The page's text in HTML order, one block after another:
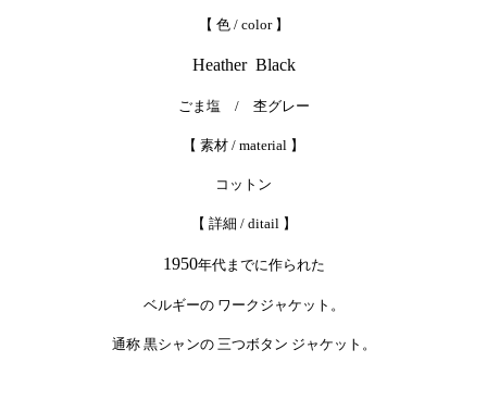
【 色 / color 】
Heather Black
ごま塩 / 杢グレー
【 素材 / material 】
コットン
【 詳細 / ditail 】
1950年代までに作られた
ベルギーの ワークジャケット。
通称 黒シャンの 三つボタン ジャケット。